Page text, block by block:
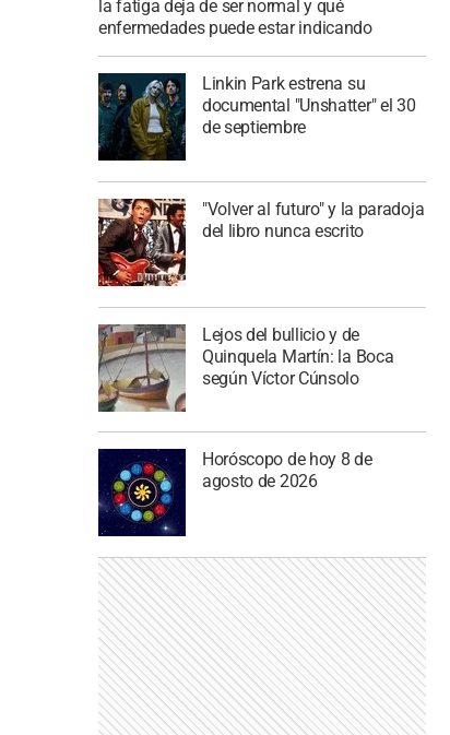
la fatiga deja de ser normal y qué
enfermedades puede estar indicando
Linkin Park estrena su
documental "Unshatter" el 30
de septiembre
"Volver al futuro" y la paradoja
del libro nunca escrito
Lejos del bullicio y de
Quinquela Martín: la Boca
según Víctor Cúnsolo
Horóscopo de hoy 8 de
agosto de 2026